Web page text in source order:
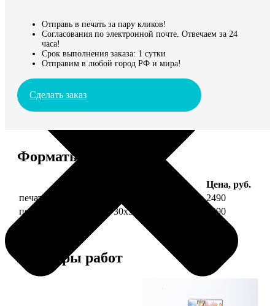
Отправь в печать за пару кликов!
Согласования по электронной почте. Отвечаем за 24
часа!
Срок выполнения заказа: 1 сутки
Отправим в любой город РФ и мира!
Сделать заказ
Форматы и цены
Цена, руб.
печать фото на холсте 30х30 на подрамнике 2490
печать фото на холсте 30х30 в раме
4990
Примеры работ